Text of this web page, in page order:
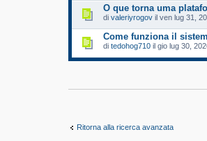
O que torna uma
di valeriyrogov il ven lug 31,
Come funziona il
di tedohog710 il gio lug 30,
Ritorna alla ricerca avanzata